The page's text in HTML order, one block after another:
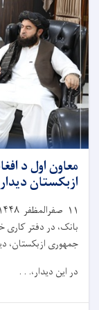
معاون اول د
ازبکستان
۱۱ صفرالمظفر ۱۴۴۸
بانک، در دفتر کاری
جمهوری ازبکستان،
در این دیدار،. . .